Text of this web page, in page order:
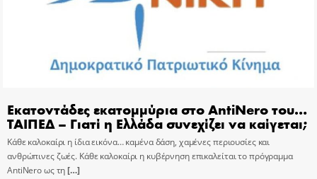
Εκατοντάδες εκατομμύρια στο AntiNero του…
ΤΑΙΠΕΔ – Γιατί η Ελλάδα συνεχίζει να καίγεται;
Κάθε καλοκαίρι η ίδια εικόνα… καμένα δάση, χαμένες περιουσίες και
ανθρώπινες ζωές. Κάθε καλοκαίρι η κυβέρνηση επικαλείται το πρόγραμμα
AntiNero ως τη[…]